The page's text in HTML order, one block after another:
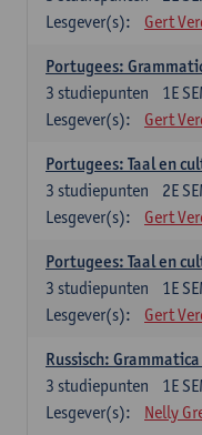
Lesgever(s):
Gert
Portugees:
1E
3 studiepunten
Lesgever(s):
Gert
Portugees: Taal en
2E
3 studiepunten
Lesgever(s):
Gert
Portugees: Taal en
1E
3 studiepunten
Lesgever(s):
Gert
Russisch:
1E
3 studiepunten
Lesgever(s):
Nelly